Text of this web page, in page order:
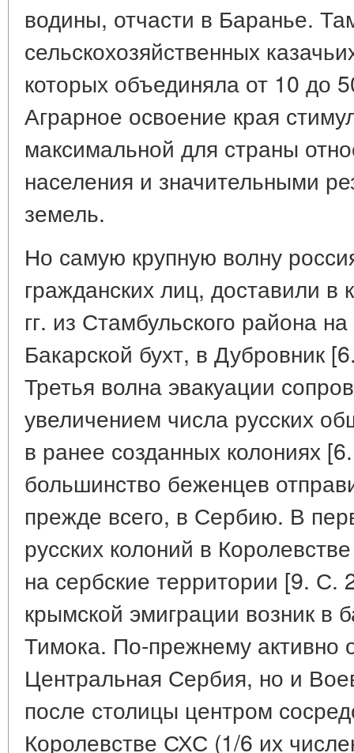
водины, отчасти в Баранье.
сельскохозяйственных
которых объединяла от 10 до
Аграрное освоение края
максимальной для страны
населения и значительными
земель.
Но самую крупную волну
гражданских лиц, доставили
гг. из Стамбульского района
Бакарской бухт, в Дубровник
Третья волна эвакуации
увеличением числа русских
в ранее созданных колониях
большинство беженцев
прежде всего, в Сербию. В
русских колоний в
на сербские территории [9. С.
крымской эмиграции возник в
Тимока. По-прежнему активно
Центральная Сербия, но и
после столицы центром
Королевстве СХС (1/6 их